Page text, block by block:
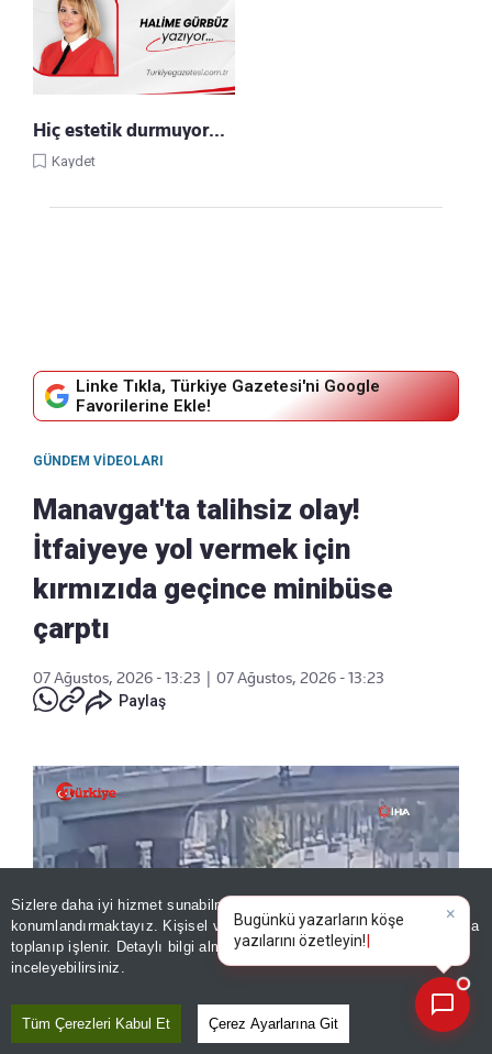
Sizlere daha iyi hizmet sunabilmek adına sitemizde
konumlandırmaktayız. Kişisel verileriniz, KVKK ve GDPR kapsamında
toplanıp işlenir. Detaylı bilgi almak içinAydınlatma Metnimizi
inceleyebilirsiniz.
Tüm Çerezleri Kabul Et Çerez Ayarlarına Git
Hiç estetik durmuyor…
Kaydet
Linke Tıkla, Türkiye Gazetesi'ni Google
Favorilerine Ekle!
GÜNDEM VIDEOLARI
Manavgat'ta talihsiz olay!
İtfaiyeye yol vermek için
kırmızıda geçince minibüse
çarptı
07 Ağustos, 2026 - 13:23
07 Ağustos, 2026 - 13:23
Paylaş
×
Bugünkü yazarların köşe
yazılarını özetleyin!